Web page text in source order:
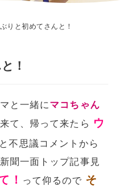
りと初めてさんと！
！
と一緒に マコちゃん
て、帰って来たら ウ
と不思議コメントから
聞一面トップ記事見
！ って仰るので そ
a